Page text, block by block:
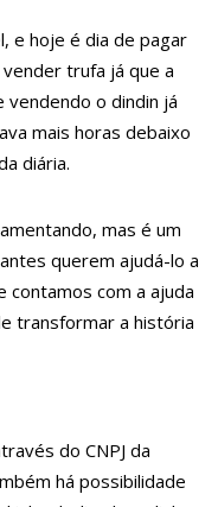
o direito de uso da terra
Estaduais
do Amazonas tem
para o domingo do Dia
Pelo CSC
cidade de Manaus com
Pode Enterrar CPI Da
a vacinação em
do jornal em tempo,
Muita emoção dos
ao velório.
não fará recesso.
e hoje é dia de pagar
trufa já que a
o dindin já
mais horas debaixo
diária.
mas é um
querem ajudá-lo a
contamos com a ajuda
transformar a história
do CNPJ da
há possibilidade